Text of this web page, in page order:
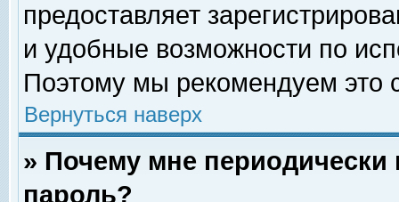
предоставляет
и удобные возможности по
Поэтому мы рекомендуем это
Вернуться наверх
» Почему мне
пароль?